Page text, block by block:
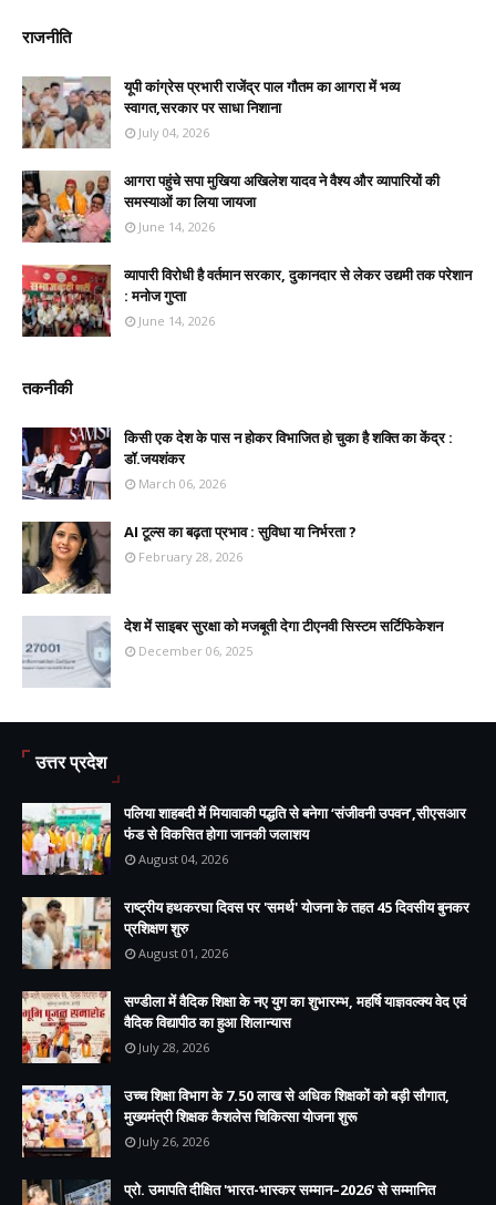
राजनीति
यूपी कांग्रेस प्रभारी राजेंद्र पाल गौतम का आगरा में भव्य
स्वागत,सरकार पर साधा निशाना
July 04, 2026
आगरा पहुंचे सपा मुखिया अखिलेश यादव ने वैश्य और व्यापारियों की
समस्याओं का लिया जायजा
June 14, 2026
व्यापारी विरोधी है वर्तमान सरकार, दुकानदार से लेकर उद्यमी तक परेशान
: मनोज गुप्ता
June 14, 2026
तकनीकी
किसी एक देश के पास न होकर विभाजित हो चुका है शक्ति का केंद्र :
डॉ.जयशंकर
March 06, 2026
AI टूल्स का बढ़ता प्रभाव : सुविधा या निर्भरता ?
February 28, 2026
देश में साइबर सुरक्षा को मजबूती देगा टीएनवी सिस्टम सर्टिफिकेशन
December 06, 2025
उत्तर प्रदेश
पलिया शाहबदी में मियावाकी पद्धति से बनेगा ‘संजीवनी उपवन’,सीएसआर
फंड से विकसित होगा जानकी जलाशय
August 04, 2026
राष्ट्रीय हथकरघा दिवस पर 'समर्थ' योजना के तहत 45 दिवसीय बुनकर
प्रशिक्षण शुरु
August 01, 2026
सण्डीला में वैदिक शिक्षा के नए युग का शुभारम्भ, महर्षि याज्ञवल्क्य वेद एवं
वैदिक विद्यापीठ का हुआ शिलान्यास
July 28, 2026
उच्च शिक्षा विभाग के 7.50 लाख से अधिक शिक्षकों को बड़ी सौगात,
मुख्यमंत्री शिक्षक कैशलेस चिकित्सा योजना शुरू
July 26, 2026
प्रो. उमापति दीक्षित 'भारत-भास्कर सम्मान–2026' से सम्मानित